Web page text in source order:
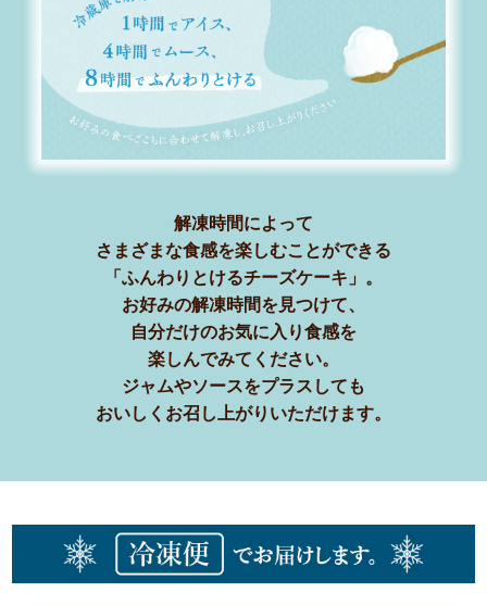
解凍時間によって
さまざまな食感を楽しむことができる
「ふんわりとけるチーズケーキ」。
お好みの解凍時間を見つけて、
自分だけのお気に入り食感を
楽しんでみてください。
ジャムやソースをプラスしても
おいしくお召し上がりいただけます。